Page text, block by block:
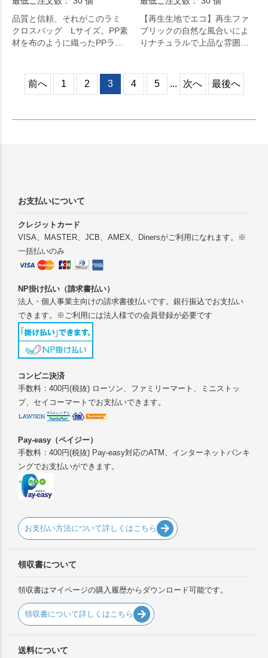
品質と信頼、それがこのラミ
クロスバッグ Lサイズ。PP素
材を布のように織ったPPラミ
ンドリーバッグ、ストレージ
バッグと様々な用途でお使い
は白となっており、ファスナ
ること間違いなし。
【再生生地でエコ】再生ファ
ブリックの自然な風合いによ
りナチュラルで上品な雰囲気
バッグです。もちろんクルリ
トシリーズ最大の特長でもあ
前へ 1 2 3 4 5 ... 次へ 最後へ
お支払いについて
クレジットカード
VISA、MASTER、JCB、AMEX、Dinersがご利用になれます。※
一括払いのみ
NP掛け払い（請求書払い）
法人・個人事業主向けの請求書後払いです。銀行振込でお支払い
できます。※ご利用には法人様での会員登録が必要です
コンビニ決済
手数料：400円(税抜) ローソン、ファミリーマート、ミニストッ
プ、セイコーマートでお支払いできます。
Pay-easy（ペイジー）
手数料：400円(税抜) Pay-easy対応のATM、インターネットバンキ
ングでお支払いができます。
お支払い方法について詳しくはこちら
領収書について
領収書はマイページの購入履歴からダウンロード可能です。
領収書について詳しくはこちら
送料について